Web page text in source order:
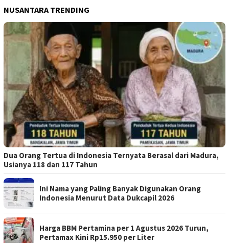
NUSANTARA TRENDING
Dua Orang Tertua di Indonesia Ternyata Berasal dari Madura,
Usianya 118 dan 117 Tahun
Ini Nama yang Paling Banyak Digunakan Orang
Indonesia Menurut Data Dukcapil 2026
Harga BBM Pertamina per 1 Agustus 2026 Turun,
Pertamax Kini Rp15.950 per Liter